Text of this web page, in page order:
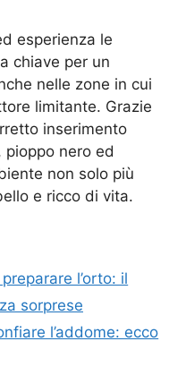
esperienza le
chiave per un
nelle zone in cui
limitante. Grazie
inserimento
pioppo nero ed
non solo più
e ricco di vita.
l’orto: il
sorprese
l’addome: ecco